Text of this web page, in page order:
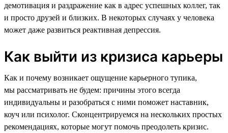
демотивация и раздражение как в адрес успешных коллег, так
и просто друзей и близких. В некоторых случаях у человека
может даже развиться реактивная депрессия.
Как выйти из кризиса карьеры
Как и почему возникает ощущение карьерного тупика,
мы рассматривать не будем: причины этого всегда
индивидуальны и разобраться с ними поможет наставник,
коуч или психолог. Сконцентрируемся на нескольких простых
рекомендациях, которые могут помочь преодолеть кризис.